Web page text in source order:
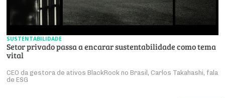
SUSTENTABILIDADE
Setor privado passa a encarar sustentabilidade como tema
vital
CEO da gestora de ativos BlackRock no Brasil, Carlos Takahashi, fala
de ESG